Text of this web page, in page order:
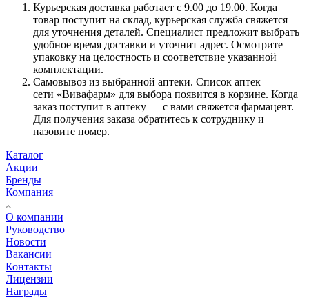
Курьерская доставка работает с 9.00 до 19.00. Когда
товар поступит на склад, курьерская служба свяжется
для уточнения деталей. Специалист предложит выбрать
удобное время доставки и уточнит адрес. Осмотрите
упаковку на целостность и соответствие указанной
комплектации.
Самовывоз из выбранной аптеки. Список аптек
сети «Вивафарм» для выбора появится в корзине. Когда
заказ поступит в аптеку — с вами свяжется фармацевт.
Для получения заказа обратитесь к сотруднику и
назовите номер.
Каталог
Акции
Бренды
Компания
О компании
Руководство
Новости
Вакансии
Контакты
Лицензии
Награды